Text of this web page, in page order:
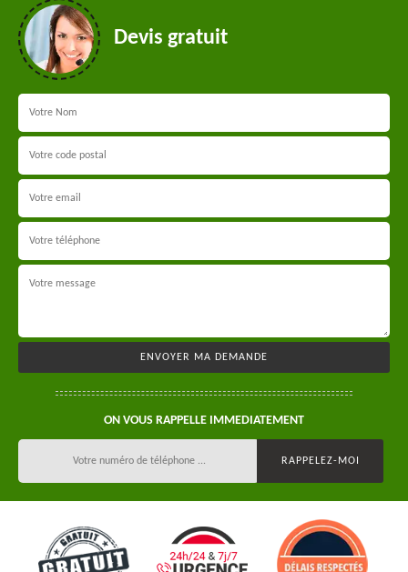
Devis gratuit
ON VOUS RAPPELLE IMMEDIATEMENT